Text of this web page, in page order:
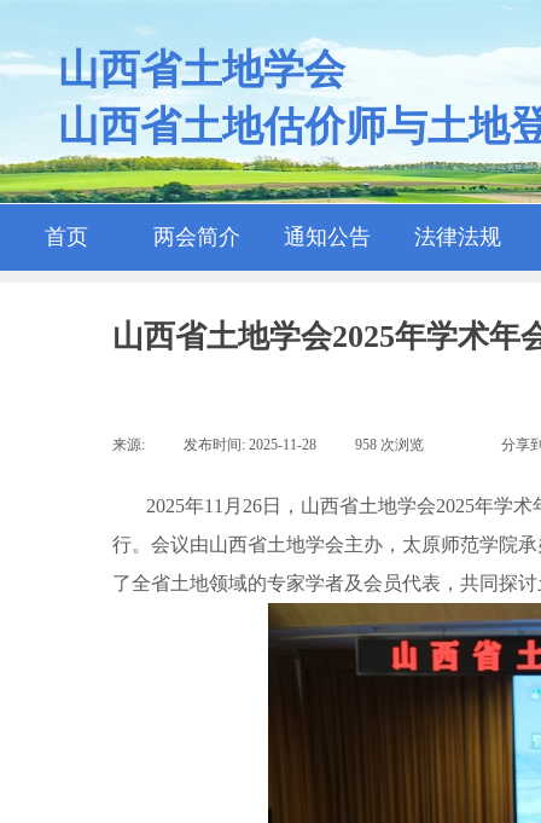
山西省土地学会
山西省土地估价师与土地
首页 两会简介 通知公告 法律法规
山西省土地学会2025年学术
来源: 发布时间: 2025-11-28 958 次浏览 分享
2025年11月26日，山西省土地学会2025年学
行。会议由山西省土地学会主办，太原师范学院
了全省土地领域的专家学者及会员代表，共同探